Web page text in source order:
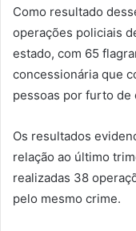
Como resultado
operações policiais
estado, com 65
concessionária que
pessoas por furto de
Os resultados
relação ao último
realizadas 38
pelo mesmo crime.